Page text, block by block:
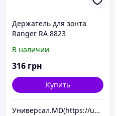
Держатель для зонта
Ranger RA 8823
В наличии
316 грн
Купить
Универсал.MD(https://universal.prom.md/)